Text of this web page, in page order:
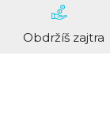
Obdržíš zajtra